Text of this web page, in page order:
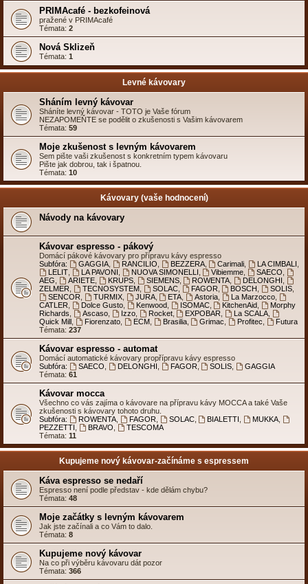
PRIMAcafé - bezkofeinová
pražené v PRIMAcafé
Témata: 2
Nová Sklizeň
Témata: 1
Levné kávovary
Sháním levný kávovar
Sháníte levný kávovar - TOTO je Vaše fórum
NEZAPOMEŇTE se podělit o zkušenosti s Vašim kávovarem
Témata: 59
Moje zkušenost s levným kávovarem
Sem pište vaši zkušenost s konkretním typem kávovaru
Pište jak dobrou, tak i špatnou.
Témata: 10
Kávovary (vaše hodnocení)
Návody na kávovary
Kávovar espresso - pákový
Domácí pákové kávovary pro přípravu kávy espresso
Subfóra:
GAGGIA, RANCILIO BEZZERA, Carimali LA CIMBALI
LELIT, LA PAVONI NUOVA SIMONELLI Vibiemme SAECO
AEG
ARIETE, KRUPS, SIEMENS, ROWENTA DELONGHI
ZELMER
TECNOSYSTEM, SOLAC, FAGOR BOSCH SOLIS
SENCOR
TURMIX, JURA, ETA Astoria La Marzocco
CATLER
Dolce Gusto, Kenwood, ISOMAC, KitchenAid
Morphy
Richards
Ascaso, Izzo, Rocket, EXPOBAR La SCALA
Quick Mill
Fiorenzato, ECM, Brasilia, Grimac Profitec
Futura
Témata: 237
Kávovar espresso - automat
Domácí automatické kávovary propřípravu kávy espresso
Subfóra:
SAECO DELONGHI FAGOR SOLIS
GAGGIA
Témata: 61
Kávovar mocca
Všechno co vás zajíma o kávovare na přípravu kávy MOCCA a také Vaše
zkušenosti s kávovary tohoto druhu.
Subfóra:
ROWENTA, FAGOR SOLAC, BIALETTI MUKKA
PEZZETTI
BRAVO
TESCOMA
Témata: 11
Kupujeme nový kávovar-začínáme s espressem
Káva espresso se nedaří
Espresso není podle představ - kde dělám chybu?
Témata: 48
Moje začátky s levným kávovarem
Jak jste začínali a co Vám to dalo.
Témata: 8
Kupujeme nový kávovar
Na co při výběru kávovaru dát pozor
Témata: 366